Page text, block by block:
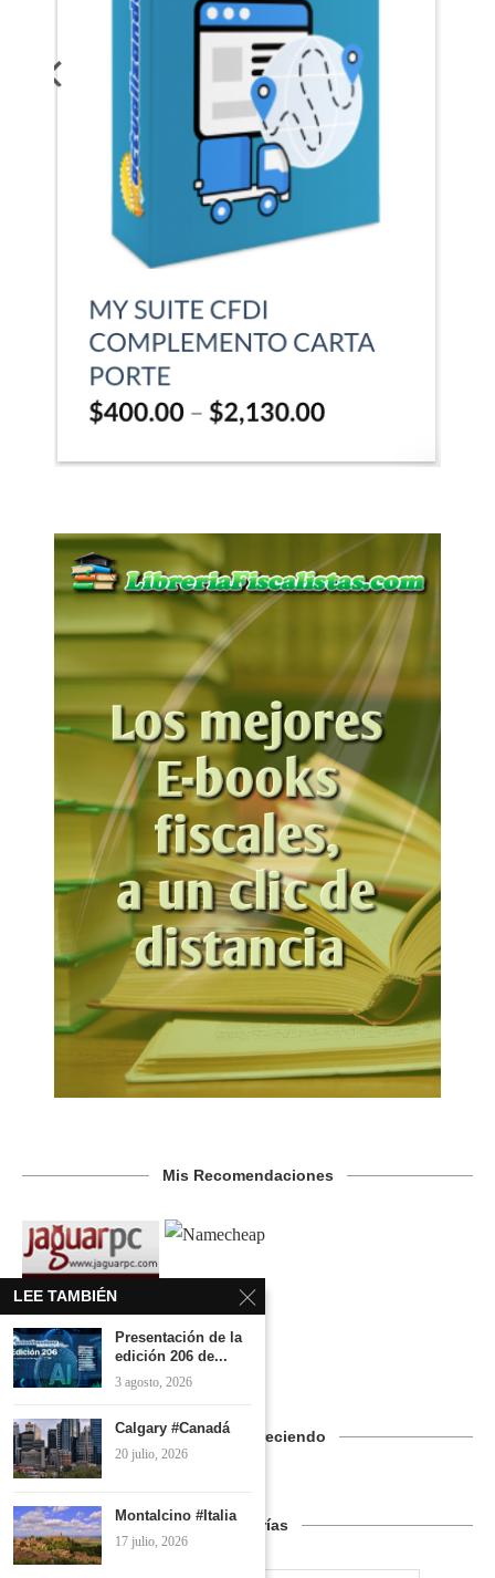
Mis Recomendaciones
Seguimos Creciendo
Categorías
LEE TAMBIÉN
Presentación de la
edición 206 de...
3 agosto, 2026
Calgary #Canadá
20 julio, 2026
Montalcino #Italia
17 julio, 2026